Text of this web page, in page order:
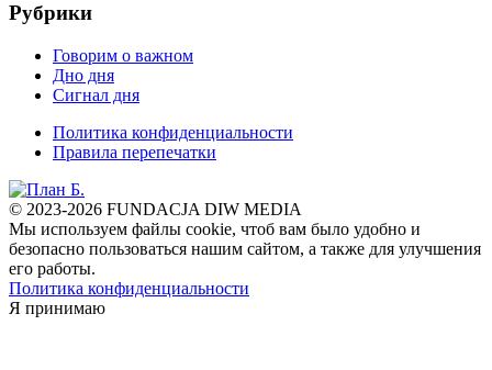
Рубрики
Говорим о важном
Дно дня
Сигнал дня
Политика конфиденциальности
Правила перепечатки
© 2023-2026 FUNDACJA DIW MEDIA
Мы используем файлы cookie, чтоб вам было удобно и
безопасно пользоваться нашим сайтом, а также для улучшения
его работы.
Политика конфиденциальности
Я принимаю